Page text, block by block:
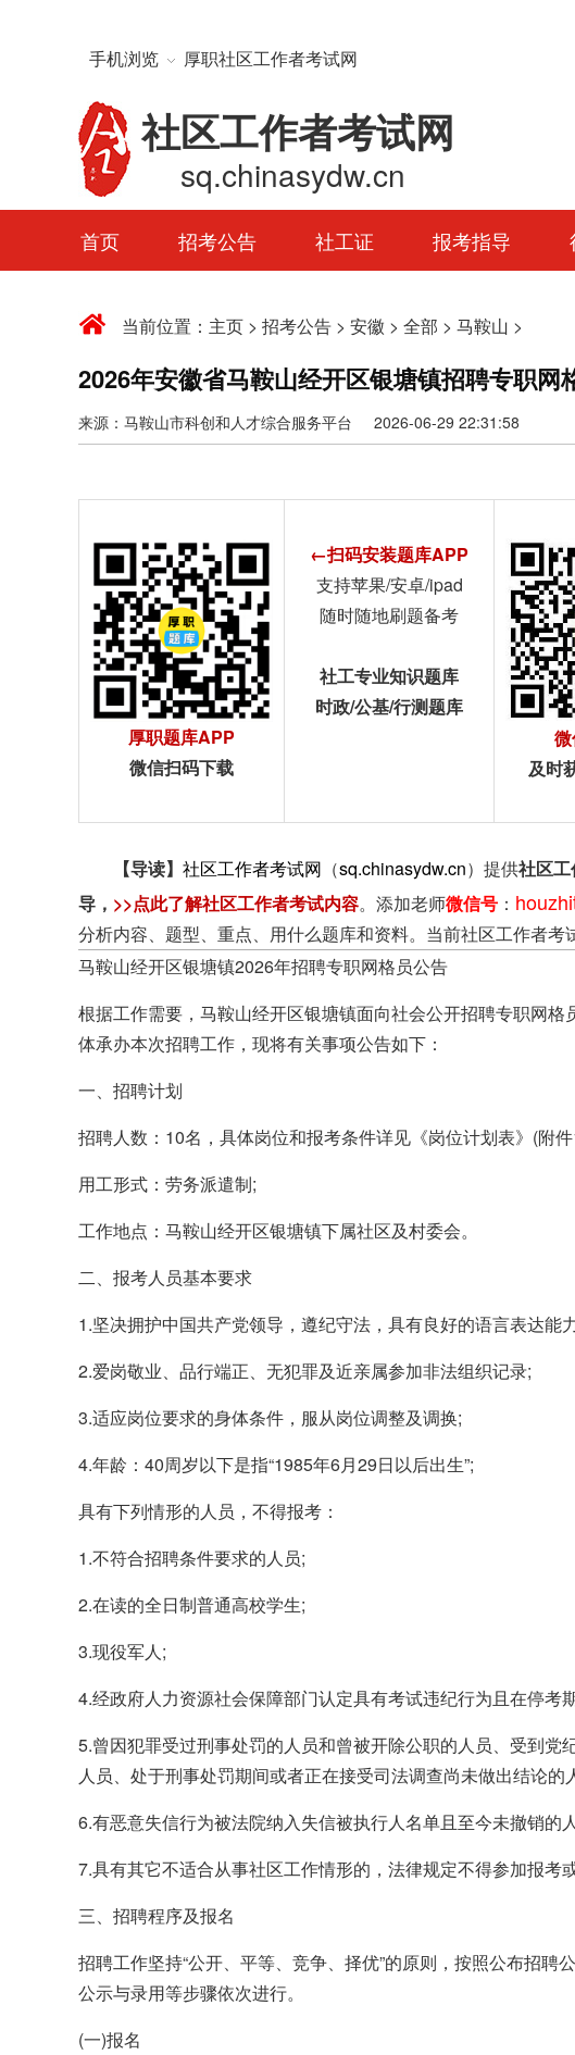
手机浏览 厚职社区工作者考试网
社区工作者考试网
sq.chinasydw.cn
首页 招考公告 社工证 报考指导
当前位置： 主页 > 招考公告 > 安徽 > 全部 > 马鞍山 >
2026年安徽省马鞍山经开区银塘镇招聘专职网
来源：马鞍山市科创和人才综合服务平台 2026-06-29 22:31:58
厚职题库APP
微信扫码下载
←扫码安装题库APP
支持苹果/安卓/ipad
随时随地刷题备考
社工专业知识题库
时政/公基/行测题库
及时
【导读】 社区工作者考试网 （sq.chinasydw.cn）提供社区
导 ， >>点此了解社区工作者考试内容。添加老师微信号 ：
分析内容、题型、重点、用什么题库和资料。当前社区工作者考
马鞍山经开区银塘镇2026年招聘专职网格员公告
根据工作需要，马鞍山经开区银塘镇面向社会公开招聘专职网
体承办本次招聘工作，现将有关事项公告如下：
一、招聘计划
招聘人数：10名，具体岗位和报考条件详见《岗位计划表》(附
用工形式：劳务派遣制;
工作地点：马鞍山经开区银塘镇下属社区及村委会。
二、报考人员基本要求
1.坚决拥护中国共产党领导，遵纪守法，具有良好的语言表达能
2.爱岗敬业、品行端正、无犯罪及近亲属参加非法组织记录;
3.适应岗位要求的身体条件，服从岗位调整及调换;
4.年龄：40周岁以下是指“1985年6月29日以后出生”;
具有下列情形的人员，不得报考：
1.不符合招聘条件要求的人员;
2.在读的全日制普通高校学生;
3.现役军人;
4.经政府人力资源社会保障部门认定具有考试违纪行为且在停考
5.曾因犯罪受过刑事处罚的人员和曾被开除公职的人员、受到党
人员、处于刑事处罚期间或者正在接受司法调查尚未做出结论的
6.有恶意失信行为被法院纳入失信被执行人名单且至今未撤销的
7.具有其它不适合从事社区工作情形的，法律规定不得参加报考
三、招聘程序及报名
招聘工作坚持“公开、平等、竞争、择优”的原则，按照公布招聘
公示与录用等步骤依次进行。
(一)报名